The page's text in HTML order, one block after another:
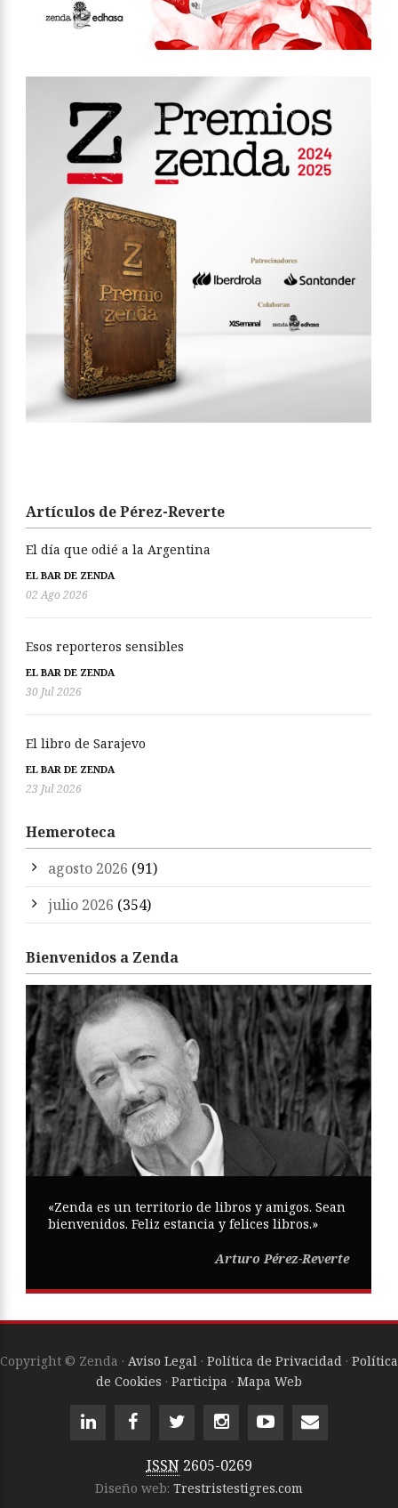
Artículos de Pérez-Reverte
El día que odié a la Argentina
EL BAR DE ZENDA
02 Ago 2026
Esos reporteros sensibles
EL BAR DE ZENDA
30 Jul 2026
El libro de Sarajevo
EL BAR DE ZENDA
23 Jul 2026
Hemeroteca
agosto 2026 (91)
julio 2026 (354)
Bienvenidos a Zenda
«Zenda es un territorio de libros y amigos. Sean
bienvenidos. Feliz estancia y felices libros.»
Arturo Pérez-Reverte
Copyright © Zenda · Aviso Legal · Política de Privacidad · Política
de Cookies · Participa · Mapa Web
ISSN 2605-0269
Diseño web: Trestristestigres.com